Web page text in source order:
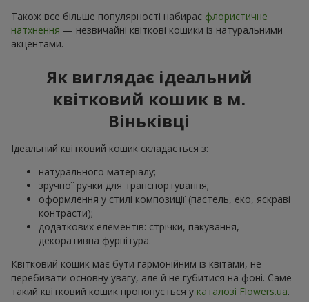
Також все більше популярності набирає флористичне
натхнення — незвичайні квіткові кошики із натуральними
акцентами.
Як виглядає ідеальний
квітковий кошик в м.
Віньківці
Ідеальний квітковий кошик складається з:
натурального матеріалу;
зручної ручки для транспортування;
оформлення у стилі композиції (пастель, еко, яскраві
контрасти);
додаткових елементів: стрічки, пакування,
декоративна фурнітура.
Квітковий кошик має бути гармонійним із квітами, не
перебивати основну увагу, але й не губитися на фоні. Саме
такий квітковий кошик пропонується у каталозі Flowers.ua.